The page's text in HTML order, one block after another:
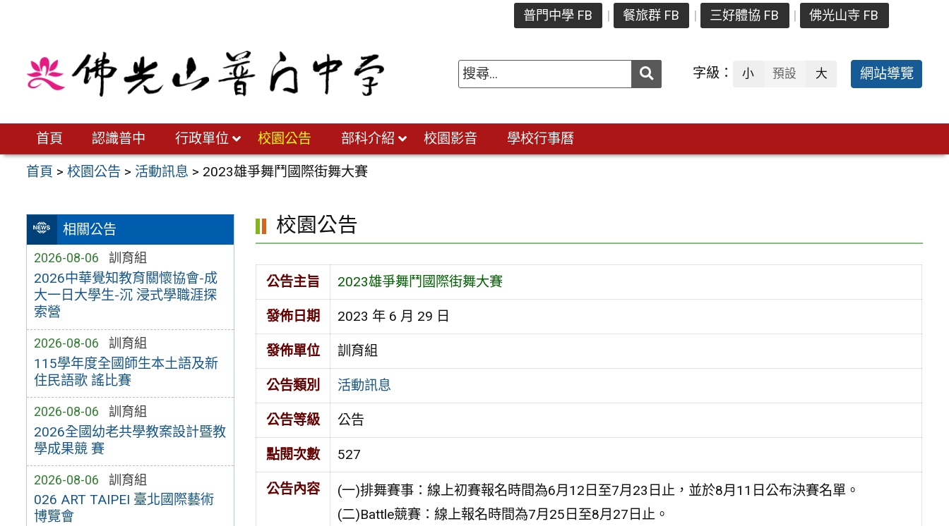
普門中學 FB 餐旅群 FB 三好體協 FB 佛光山寺 FB
送出 字級： 小 預設 大 網站導覽
首頁 認識普中 行政單位 校園公告 部科介紹 校園影音 學校行事曆
首頁 >校園公告 > 活動訊息 > 2023雄爭舞鬥國際街舞大賽
相關公告
2026-08-06 訓育組
2026中華覺知教育關懷協會-成
大一日大學生-沉 浸式學職涯探
索營
2026-08-06 訓育組
115學年度全國師生本土語及新
住民語歌 謠比賽
2026-08-06 訓育組
2026全國幼老共學教案設計暨教
學成果競 賽
2026-08-06 訓育組
026 ART TAIPEI 臺北國際藝術
博覽會
校園公告
公告主旨 2023雄爭舞鬥國際街舞大賽
發佈日期 2023 年 6 月 29 日
發佈單位 訓育組
公告類別 活動訊息
公告等級 公告
點閱次數 527
公告內容
(一)排舞賽事：線上初賽報名時間為6月12日至7月23日止，並於8月11日公布決賽名單。
(二)Battle競賽：線上報名時間為7月25日至8月27日止。